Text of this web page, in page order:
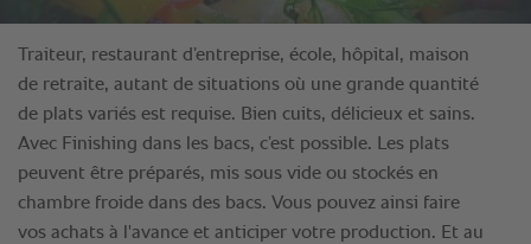
Traiteur, restaurant d’entreprise, école, hôpital, maison
de retraite, autant de situations où une grande quantité
de plats variés est requise. Bien cuits, délicieux et sains.
Avec Finishing dans les bacs, c’est possible. Les plats
peuvent être préparés, mis sous vide ou stockés en
chambre froide dans des bacs. Vous pouvez ainsi faire
vos achats à l'avance et anticiper votre production. Et au